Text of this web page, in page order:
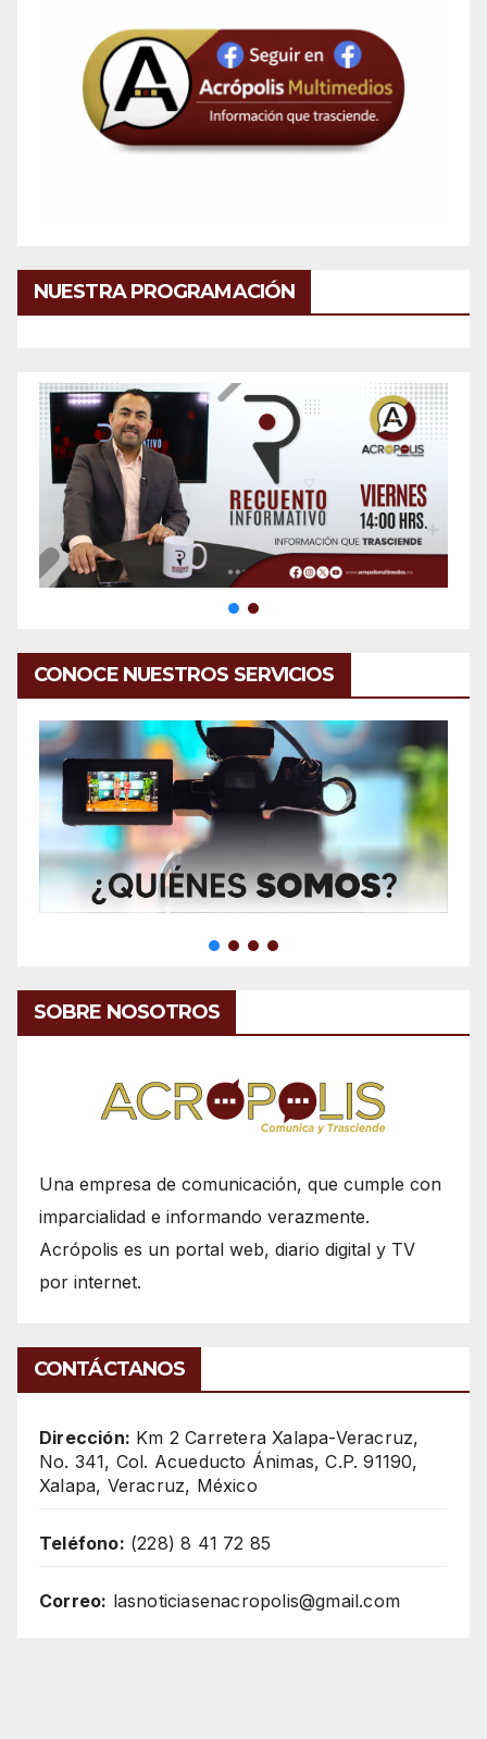
NUESTRA PROGRAMACIÓN
CONOCE NUESTROS SERVICIOS
SOBRE NOSOTROS
Una empresa de comunicación, que cumple con
imparcialidad e informando verazmente.
Acrópolis es un portal web, diario digital y TV
por internet.
CONTÁCTANOS
Dirección: Km 2 Carretera Xalapa-Veracruz,
No. 341, Col. Acueducto Ánimas, C.P. 91190,
Xalapa, Veracruz, México
Teléfono: (228) 8 41 72 85
Correo: lasnoticiasenacropolis@gmail.com